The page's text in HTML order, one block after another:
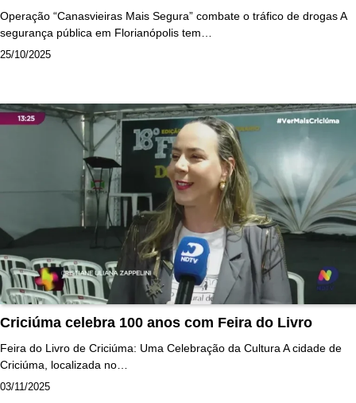
Operação “Canasvieiras Mais Segura” combate o tráfico de drogas A
segurança pública em Florianópolis tem…
25/10/2025
Criciúma celebra 100 anos com Feira do Livro
Feira do Livro de Criciúma: Uma Celebração da Cultura A cidade de
Criciúma, localizada no…
03/11/2025